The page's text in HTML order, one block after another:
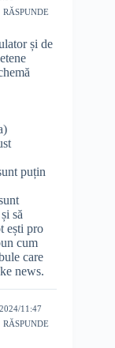
RĂSPUNDE
și de
puțin
să
ești pro
cum
care
news.
11:47
RĂSPUNDE